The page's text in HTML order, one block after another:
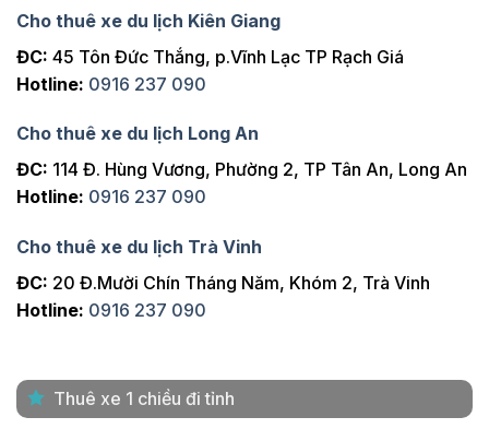
Cho thuê xe du lịch Kiên Giang
ĐC: 45 Tôn Đức Thắng, p.Vĩnh Lạc TP Rạch Giá
Hotline: 0916 237 090
Cho thuê xe du lịch Long An
ĐC: 114 Đ. Hùng Vương, Phường 2, TP Tân An, Long An
Hotline: 0916 237 090
Cho thuê xe du lịch Trà Vinh
ĐC: 20 Đ.Mười Chín Tháng Năm, Khóm 2, Trà Vinh
Hotline: 0916 237 090
Thuê xe 1 chiều đi tỉnh